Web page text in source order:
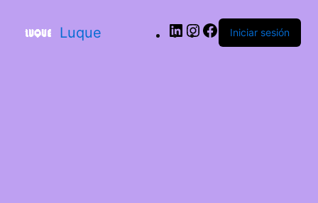
Luque Iniciar sesión